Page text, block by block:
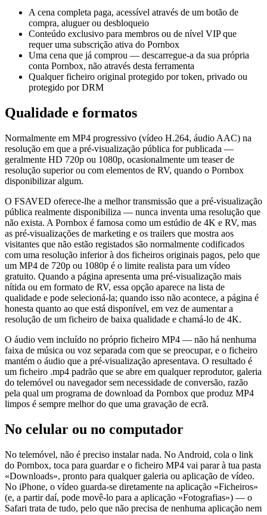
A cena completa paga, acessível através de um botão de
compra, aluguer ou desbloqueio
Conteúdo exclusivo para membros ou de nível VIP que
requer uma subscrição ativa do Pornbox
Uma cena que já comprou — descarregue-a da sua própria
conta Pornbox, não através desta ferramenta
Qualquer ficheiro original protegido por token, privado ou
protegido por DRM
Qualidade e formatos
Normalmente em MP4 progressivo (vídeo H.264, áudio AAC) na
resolução em que a pré-visualização pública for publicada —
geralmente HD 720p ou 1080p, ocasionalmente um teaser de
resolução superior ou com elementos de RV, quando o Pornbox
disponibilizar algum.
O FSAVED oferece-lhe a melhor transmissão que a pré-visualização
pública realmente disponibiliza — nunca inventa uma resolução que
não exista. A Pornbox é famosa como um estúdio de 4K e RV, mas
as pré-visualizações de marketing e os trailers que mostra aos
visitantes que não estão registados são normalmente codificados
com uma resolução inferior à dos ficheiros originais pagos, pelo que
um MP4 de 720p ou 1080p é o limite realista para um vídeo
gratuito. Quando a página apresenta uma pré-visualização mais
nítida ou em formato de RV, essa opção aparece na lista de
qualidade e pode selecioná-la; quando isso não acontece, a página é
honesta quanto ao que está disponível, em vez de aumentar a
resolução de um ficheiro de baixa qualidade e chamá-lo de 4K.
O áudio vem incluído no próprio ficheiro MP4 — não há nenhuma
faixa de música ou voz separada com que se preocupar, e o ficheiro
mantém o áudio que a pré-visualização apresentava. O resultado é
um ficheiro .mp4 padrão que se abre em qualquer reprodutor, galeria
do telemóvel ou navegador sem necessidade de conversão, razão
pela qual um programa de download da Pornbox que produz MP4
limpos é sempre melhor do que uma gravação de ecrã.
No celular ou no computador
No telemóvel, não é preciso instalar nada. No Android, cola o link
do Pornbox, toca para guardar e o ficheiro MP4 vai parar à tua pasta
«Downloads», pronto para qualquer galeria ou aplicação de vídeo.
No iPhone, o vídeo guarda-se diretamente na aplicação «Ficheiros»
(e, a partir daí, pode movê-lo para a aplicação «Fotografias») — o
Safari trata de tudo, pelo que não precisa de nenhuma aplicação nem